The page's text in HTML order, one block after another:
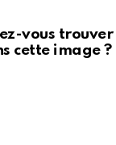
vous
cette image ?